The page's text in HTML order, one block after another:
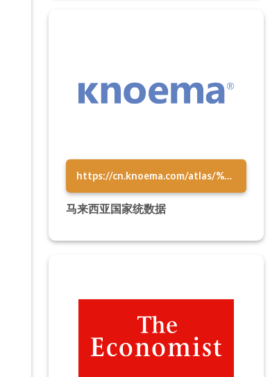
https://cn.knoema.com/atlas/%E9%A9%AC%E6%9D%A5%E8%A5%BF%E4%BA%9A
马来西亚国家统数据